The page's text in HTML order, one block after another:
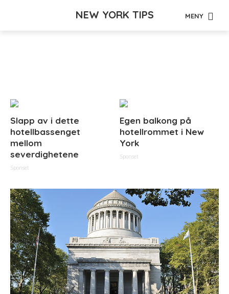
NEW YORK TIPS MENY
Slapp av i dette
hotellbassenget
mellom
severdighetene
Sponset
Egen balkong på
hotellrommet i New
York
Sponset